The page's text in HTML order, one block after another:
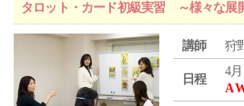
タロット・カード初級実習 ～様々な展
講師 狩
日程
4
A